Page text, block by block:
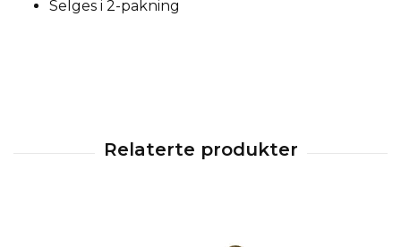
Selges i 2-pakning